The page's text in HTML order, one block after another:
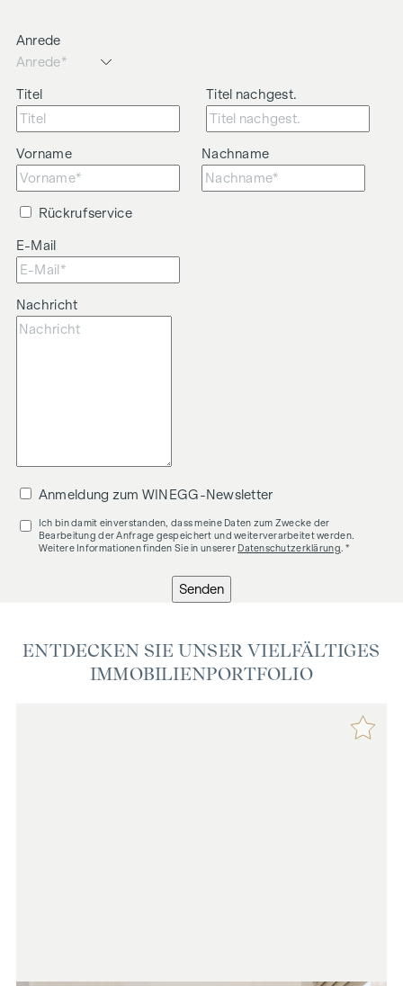
Anrede
Titel Titel nachgest.
Vorname Nachname
Rückrufservice
E-Mail
Nachricht
Anmeldung zum WINEGG-Newsletter
Ich bin damit einverstanden, dass meine Daten zum Zwecke der
Bearbeitung der Anfrage gespeichert und weiterverarbeitet werden.
Weitere Informationen finden Sie in unserer Datenschutzerklärung . *
Senden
ENTDECKEN SIE UNSER VIELFÄLTIGES
IMMOBILIENPORTFOLIO